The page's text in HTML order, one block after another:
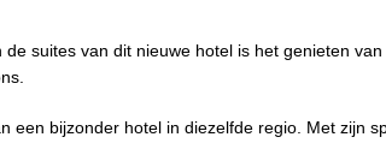
suites van dit nieuwe hotel is het genieten
een bijzonder hotel in diezelfde regio. Met zijn